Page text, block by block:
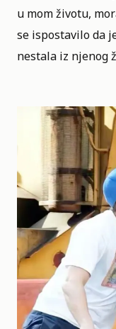
u mom životu,
se ispostavilo da
nestala iz njenog